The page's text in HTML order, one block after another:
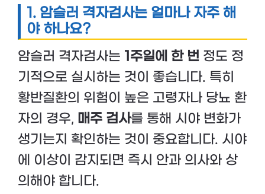
1. 암슬러 격자검사는 얼마나 자주 해
야 하나요?
암슬러 격자검사는 1주일에 한 번 정도 정
기적으로 실시하는 것이 좋습니다. 특히
황반질환의 위험이 높은 고령자나 당뇨 환
자의 경우, 매주 검사를 통해 시야 변화가
생기는지 확인하는 것이 중요합니다. 시야
에 이상이 감지되면 즉시 안과 의사와 상
의해야 합니다.